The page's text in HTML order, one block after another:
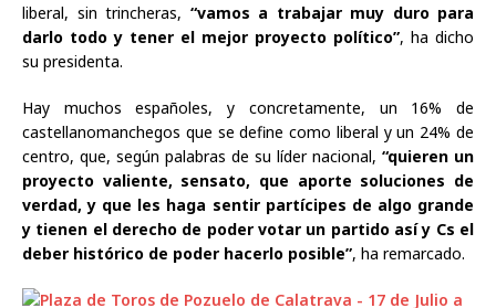
liberal, sin trincheras, “vamos a trabajar muy duro para
darlo todo y tener el mejor proyecto político”, ha dicho
su presidenta.
Hay muchos españoles, y concretamente, un 16% de
castellanomanchegos que se define como liberal y un 24% de
centro, que, según palabras de su líder nacional, “quieren un
proyecto valiente, sensato, que aporte soluciones de
verdad, y que les haga sentir partícipes de algo grande
y tienen el derecho de poder votar un partido así y Cs el
deber histórico de poder hacerlo posible”, ha remarcado.